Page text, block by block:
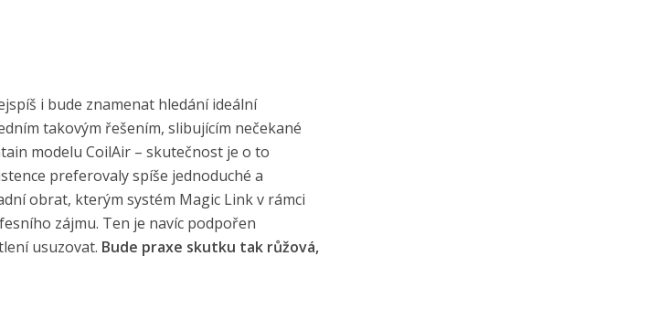
i bude znamenat hledání ideální
takovým řešením, slibujícím nečekané
modelu CoilAir – skutečnost je o to
preferovaly spíše jednoduché a
obrat, kterým systém Magic Link v rámci
zájmu. Ten je navíc podpořen
usuzovat. Bude praxe skutku tak růžová,